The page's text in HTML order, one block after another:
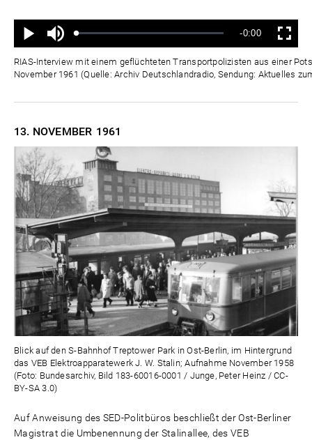
Wiedergabe
Ton
aus
Geladen:
Status:
Verbleibende
Zeit
-0:00 Vollbild
RIAS-Interview mit einem geflüchteten Transportpolizisten aus einer
November 1961 (Quelle: Archiv Deutschlandradio, Sendung: Aktuelles
13. NOVEMBER 1961
Blick auf den S-Bahnhof Treptower Park in Ost-Berlin, im Hintergrund
das VEB Elektroapparatewerk J. W. Stalin; Aufnahme November 1958
(Foto: Bundesarchiv, Bild 183-60016-0001 / Junge, Peter Heinz / CC-
BY-SA 3.0)
Auf Anweisung des SED-Politbüros beschließt der Ost-Berliner
Magistrat die Umbenennung der Stalinallee, des VEB